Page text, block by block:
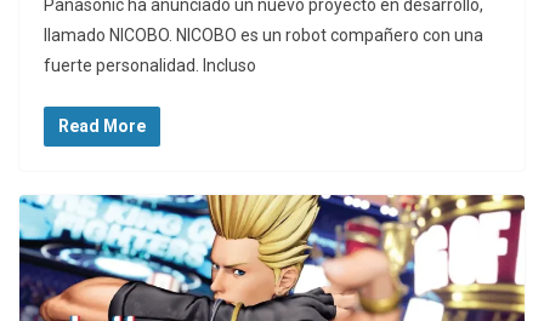
Panasonic ha anunciado un nuevo proyecto en desarrollo,
llamado NICOBO. NICOBO es un robot compañero con una
fuerte personalidad. Incluso
Read More